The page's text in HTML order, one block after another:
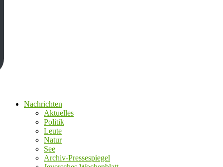
Nachrichten
Aktuelles
Politik
Leute
Natur
See
Archiv-Pressespiegel